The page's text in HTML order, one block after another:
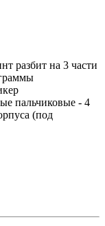
разбит на 3 части
пальчиковые - 4
(под